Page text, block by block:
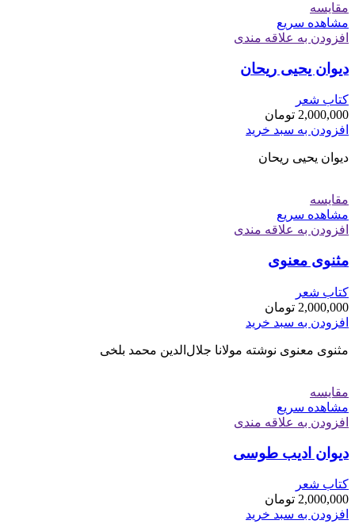
مقایسه
مشاهده سریع
افزودن به علاقه مندی
دیوان یحیی ریحان
کتاب شعر
2,000,000 تومان
افزودن به سبد خرید
دیوان یحیی ریحان
مقایسه
مشاهده سریع
افزودن به علاقه مندی
مثنوی معنوی
کتاب شعر
2,000,000 تومان
افزودن به سبد خرید
مثنوی معنوی نوشته مولانا جلال‌الدین محمد بلخی
مقایسه
مشاهده سریع
افزودن به علاقه مندی
دیوان ادیب طوسی
کتاب شعر
2,000,000 تومان
افزودن به سبد خرید